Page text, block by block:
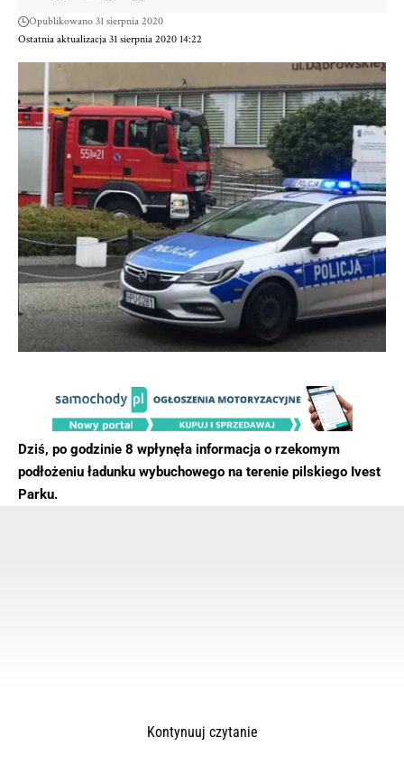
Ostatnia aktualizacja 31 sierpnia 2020 14:22
Opublikowano 31 sierpnia 2020
Dziś, po godzinie 8 wpłynęła informacja o rzekomym
podłożeniu ładunku wybuchowego na terenie pilskiego Ivest
Parku.
Kontynuuj czytanie